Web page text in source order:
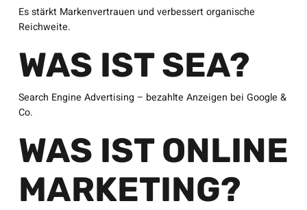
Es stärkt Markenvertrauen und verbessert organische
Reichweite.
WAS IST SEA?
Search Engine Advertising – bezahlte Anzeigen bei Google &
Co.
WAS IST ONLINE
MARKETING?